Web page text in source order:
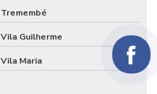
Tremembé
Vila Guilherme
Vila Maria